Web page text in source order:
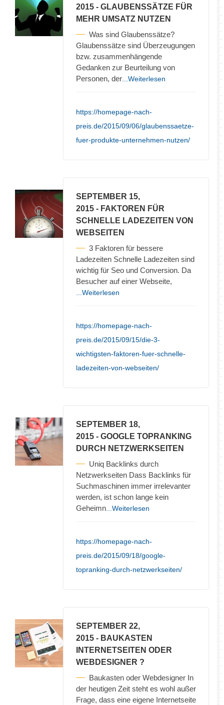
2015 - GLAUBENSSÄTZE FÜR
MEHR UMSATZ NUTZEN
Was sind Glaubenssätze?
Glaubenssätze sind Überzeugungen
bzw. zusammenhängende
Gedanken zur Beurteilung von
Personen, der ...Weiterlesen
https://homepage-nach-
preis.de/2015/09/06/glaubenssaetze-
fuer-produkte-unternehmen-nutzen/
SEPTEMBER 15,
2015 - FAKTOREN FÜR
SCHNELLE LADEZEITEN VON
WEBSEITEN
3 Faktoren für bessere
Ladezeiten Schnelle Ladezeiten sind
wichtig für Seo und Conversion. Da
Besucher auf einer Webseite,
...Weiterlesen
https://homepage-nach-
preis.de/2015/09/15/die-3-
wichtigsten-faktoren-fuer-schnelle-
ladezeiten-von-webseiten/
SEPTEMBER 18,
2015 - GOOGLE TOPRANKING
DURCH NETZWERKSEITEN
Uniq Backlinks durch
Netzwerkseiten Dass Backlinks für
Suchmaschinen immer irrelevanter
werden, ist schon lange kein
Geheimn ...Weiterlesen
https://homepage-nach-
preis.de/2015/09/18/google-
topranking-durch-netzwerkseiten/
SEPTEMBER 22,
2015 - BAUKASTEN
INTERNETSEITEN ODER
WEBDESIGNER ?
Baukasten oder Webdesigner In
der heutigen Zeit steht es wohl außer
Frage, dass eine eigene Internetseite